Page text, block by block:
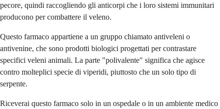
pecore, quindi raccogliendo gli anticorpi che i loro sistemi immunitari
producono per combattere il veleno.
Questo farmaco appartiene a un gruppo chiamato antiveleni o
antivenine, che sono prodotti biologici progettati per contrastare
specifici veleni animali. La parte "polivalente" significa che agisce
contro molteplici specie di viperidi, piuttosto che un solo tipo di
serpente.
Riceverai questo farmaco solo in un ospedale o in un ambiente medico